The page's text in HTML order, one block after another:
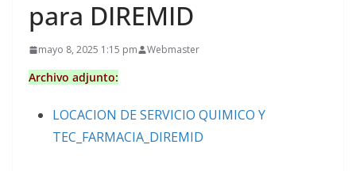
para DIREMID
mayo 8, 2025 1:15 pm Webmaster
Archivo adjunto:
LOCACION DE SERVICIO QUIMICO Y
TEC_FARMACIA_DIREMID